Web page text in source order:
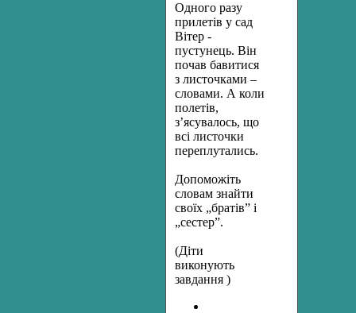
Одного разу
прилетів у сад
Вітер -
пустунець. Він
почав бавитися
з листочками –
словами. А коли
полетів,
з’ясувалось, що
всі листочки
переплутались.
Допоможіть
словам знайти
своїх „братів” і
„сестер”.
(Діти
виконують
завдання )